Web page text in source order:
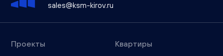
sales@ksm-kirov.ru
Проекты Квартиры